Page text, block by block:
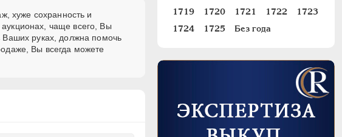
хуже сохранность и
чаще всего, Вы
Ваших руках, должна помочь
Вы всегда можете
1719
1720 1721 1722
1723
1724
1725 Без года